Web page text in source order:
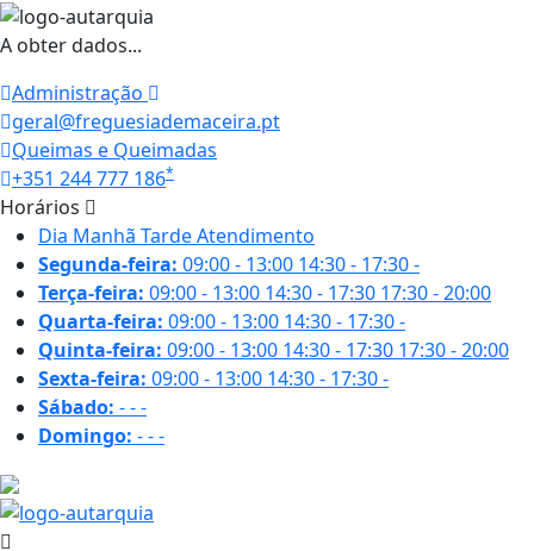
A obter dados...
Administração
geral@freguesiademaceira.pt
Queimas e Queimadas
+351 244 777 186*
Horários
Dia Manhã TardeAtendimento
Segunda-feira: 09:00 - 13:00 14:30 - 17:30-
Terça-feira: 09:00 - 13:00 14:30 - 17:30 17:30 - 20:00
Quarta-feira: 09:00 - 13:00 14:30 - 17:30-
Quinta-feira: 09:00 - 13:00 14:30 - 17:30 17:30 - 20:00
Sexta-feira: 09:00 - 13:00 14:30 - 17:30-
Sábado: ---
Domingo: ---